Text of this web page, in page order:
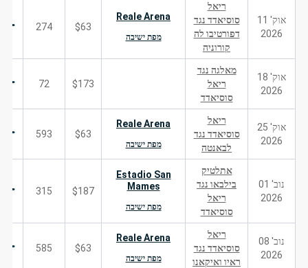
אוק' 11
2026
ריאל
סוסיאדד נגד
דפורטיבו לה
קורוניה
Reale Arena
מפת ישיבה
$63
274
אוק' 18
2026
מאלגה נגד
ריאל
סוסיאדד
$173
72
אוק' 25
2026
ריאל
סוסיאדד נגד
לבאנטה
Reale Arena
מפת ישיבה
$63
593
נוב' 01
2026
אתלטיק
בילבאו נגד
ריאל
סוסיאדד
Estadio San
Mames
מפת ישיבה
$187
315
נוב' 08
2026
ריאל
סוסיאדד נגד
ראיו ואיקאנו
Reale Arena
מפת ישיבה
$63
585